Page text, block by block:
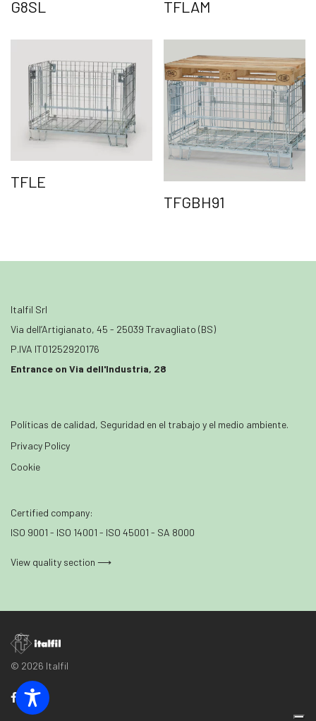
G8SL
TFLAM
TFLE
TFGBH91
Italfil Srl
Via dell’Artigianato, 45 - 25039 Travagliato (BS)
P.IVA IT01252920176
Entrance on Via dell'Industria, 28
Políticas de calidad, Seguridad en el trabajo y el medio ambiente.
Privacy Policy
Cookie
Certified company:
ISO 9001 - ISO 14001 - ISO 45001 - SA 8000
View quality section ⟶
© 2026 Italfil